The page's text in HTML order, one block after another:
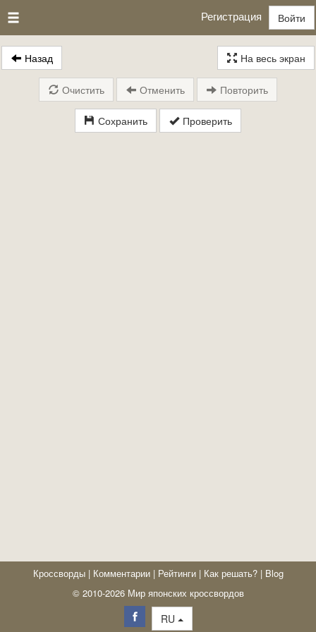
Регистрация Войти
Назад На весь экран
Сохранить Проверить
Очистить Отменить Повторить
Кроссворды | Комментарии | Рейтинги | Как решать? | Blog
© 2010-2026 Мир японских кроссвордов
RU